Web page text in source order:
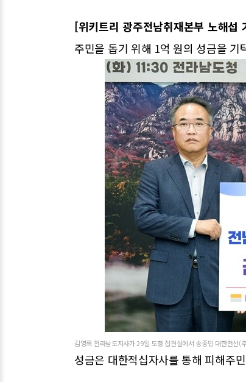
[위키트리 광주전남취재본부 노해섭
주민을 돕기 위해 1억 원의 성금을 기
김영록 전라남도지사가 29일 도청 접견실에서 송종민 대한전선
성금은 대한적십자사를 통해 피해주